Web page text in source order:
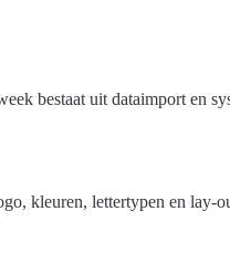
bestaat uit dataimport en
kleuren, lettertypen en